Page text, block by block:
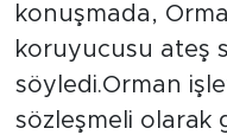
konuşmada,
koruyucusu ateş
söyledi.Orman
sözleşmeli olarak